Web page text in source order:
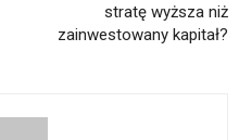
stratę wyższa niż
zainwestowany kapitał?